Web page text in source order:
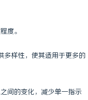
度。
多样性，使其适用于更多的
间的变化，减少单一指示